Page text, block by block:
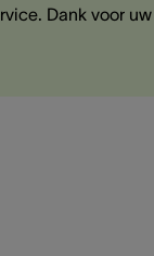
Dank voor uw